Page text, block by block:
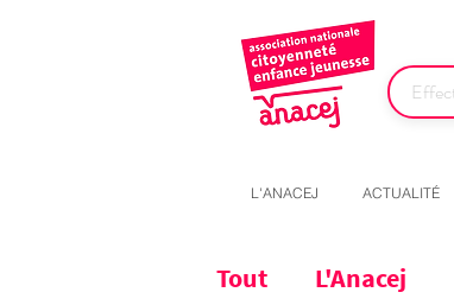
L'ANACEJ ACTUALITÉ
Tout L'Anacej